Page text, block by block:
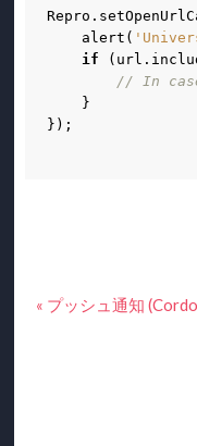
Repro .
alert (
if
( url .
// In
}
});
« プッシュ通知